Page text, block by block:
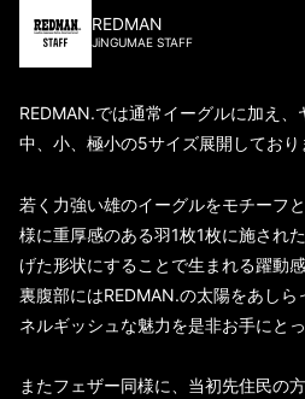
REDMAN
JiNGUMAE STAFF
REDMAN.では通常イーグルに加え、
中、小、極小の5サイズ展開しており
若く力強い雄のイーグルをモチーフ
様に重厚感のある羽1枚1枚に施され
げた形状にすることで生まれる躍動感
裏腹部にはREDMAN.の太陽をあし
ネルギッシュな魅力を是非お手にと
またフェザー同様に、当初先住民の